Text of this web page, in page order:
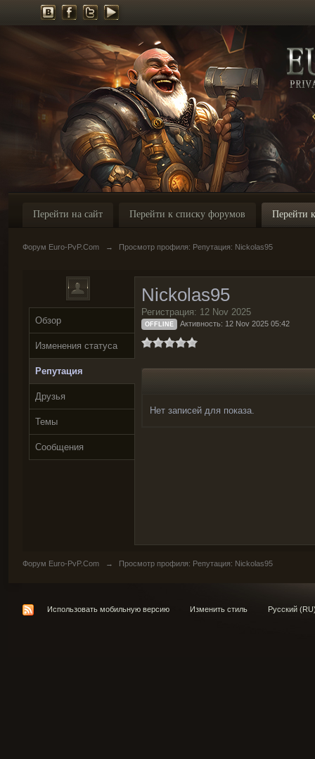
Перейти на сайт Перейти к списку форумов Перейти
Форум Euro-PvP.Com → Просмотр профиля: Репутация: Nickolas95
Обзор
Изменения статуса
Репутация
Друзья
Темы
Сообщения
Nickolas95
Регистрация: 12 Nov 2025
OFFLINE Активность: 12 Nov 2025 05:42
Нет записей для показа.
Форум Euro-PvP.Com → Просмотр профиля: Репутация: Nickolas95
Использовать мобильную версию Изменить стиль Русский